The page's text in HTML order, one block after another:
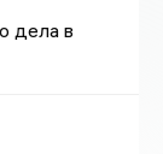
дела в